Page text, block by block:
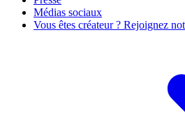
Médias sociaux
Vous êtes créateur ? Rejoignez